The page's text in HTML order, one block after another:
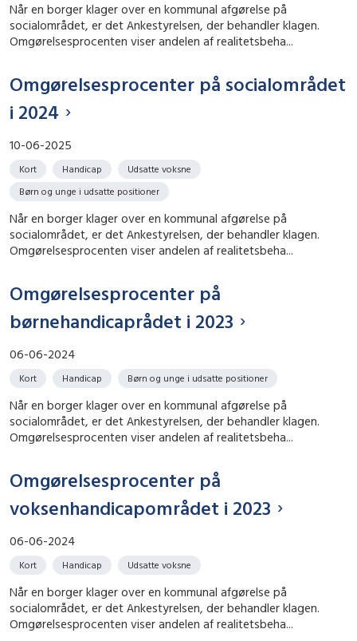
Når en borger klager over en kommunal afgørelse på
socialområdet, er det Ankestyrelsen, der behandler klagen.
Omgørelsesprocenten viser andelen af realitetsbeha...
Omgørelsesprocenter på socialområdet
i 2024
10-06-2025
Kort Handicap
Udsatte voksne
Børn og unge i udsatte positioner
Når en borger klager over en kommunal afgørelse på
socialområdet, er det Ankestyrelsen, der behandler klagen.
Omgørelsesprocenten viser andelen af realitetsbeha...
Omgørelsesprocenter på
børnehandicaprådet i 2023
06-06-2024
Kort Handicap Børn og unge i udsatte positioner
Når en borger klager over en kommunal afgørelse på
socialområdet, er det Ankestyrelsen, der behandler klagen.
Omgørelsesprocenten viser andelen af realitetsbeha...
Omgørelsesprocenter på
voksenhandicapområdet i 2023
06-06-2024
Kort Handicap Udsatte voksne
Når en borger klager over en kommunal afgørelse på
socialområdet, er det Ankestyrelsen, der behandler klagen.
Omgørelsesprocenten viser andelen af realitetsbeha...